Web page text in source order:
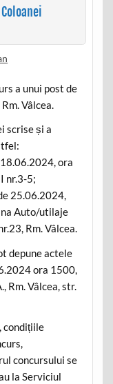
a unui post de
Vâlcea.
scrise și a
ora
nr.3-5;
25.06.2024,
Auto/utilaje
Rm. Vâlcea.
depune actele
ora 1500,
Rm. Vâlcea, str.
condițiile
concursului se
la Serviciul